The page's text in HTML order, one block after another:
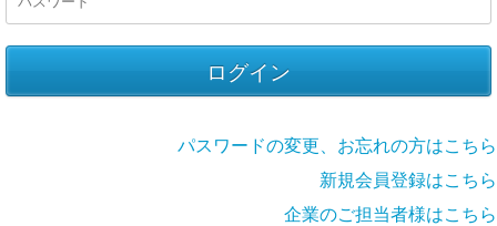
パスワードの変更、お忘れの方はこちら
新規会員登録はこちら
企業のご担当者様はこちら